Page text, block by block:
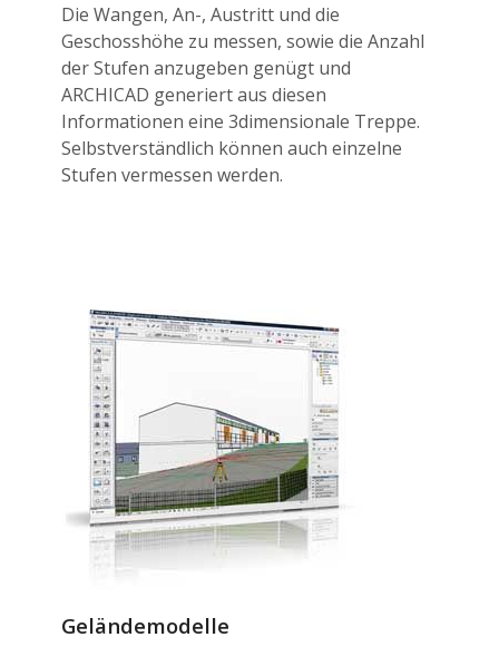
Die Wangen, An-, Austritt und die
Geschosshöhe zu messen, sowie die Anzahl
der Stufen anzugeben genügt und
ARCHICAD generiert aus diesen
Informationen eine 3dimensionale Treppe.
Selbstverständlich können auch einzelne
Stufen vermessen werden.
Geländemodelle